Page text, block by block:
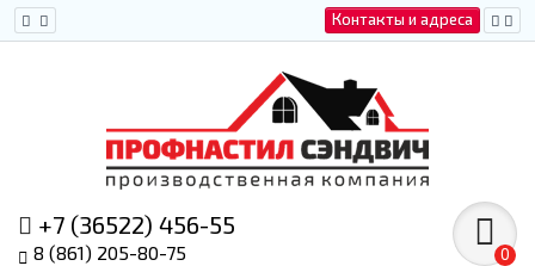
Контакты и адреса
+7 (36522) 456-55
8 (861) 205-80-75
0